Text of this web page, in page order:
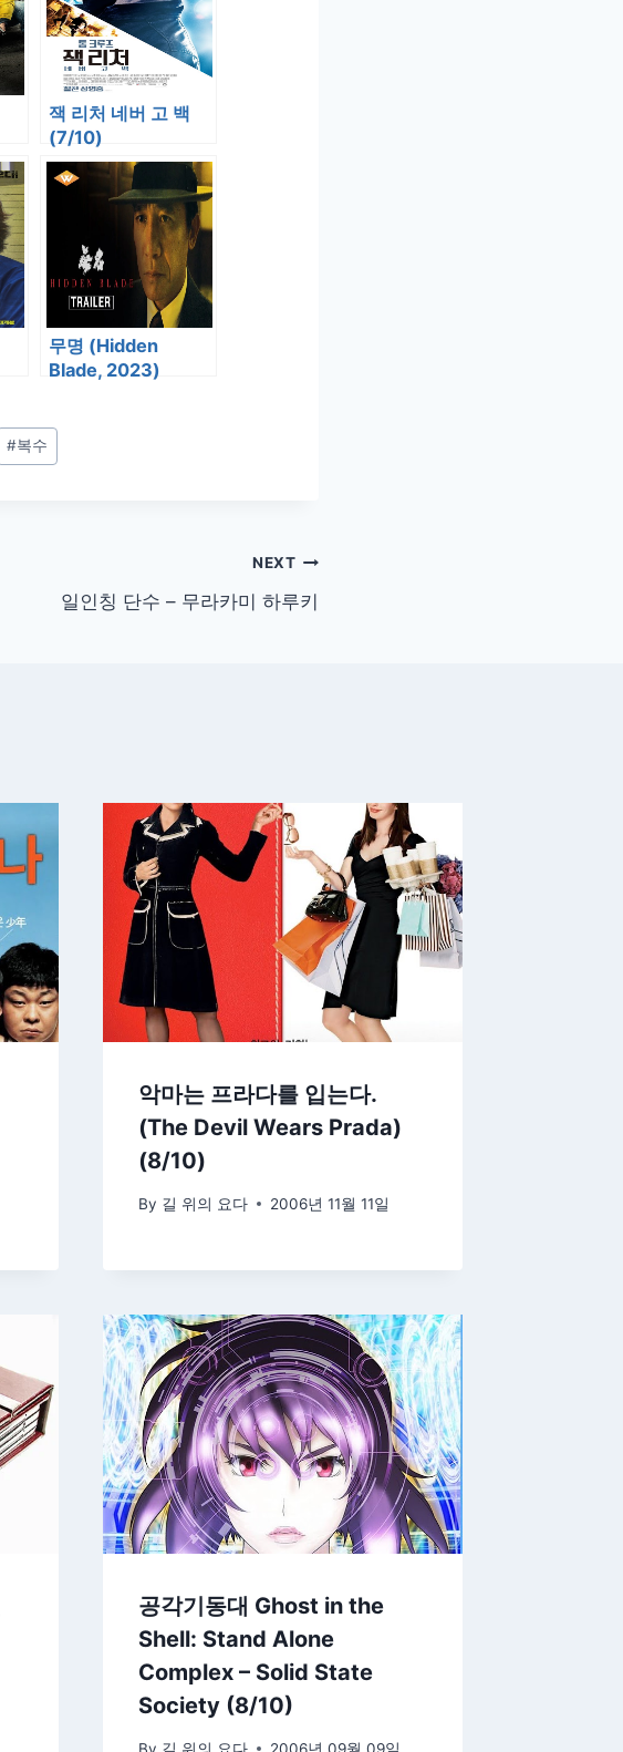
잭 리처 네버 고 백
(7/10)
무명 (Hidden
Blade, 2023)
#복수
NEXT
일인칭 단수 – 무라카미 하루키
악마는 프라다를 입는다.
(The Devil Wears Prada)
(8/10)
By 길 위의 요다 2006년 11월 11일
공각기동대 Ghost in the
Shell: Stand Alone
Complex – Solid State
Society (8/10)
By 길 위의 요다 2006년 09월 09일